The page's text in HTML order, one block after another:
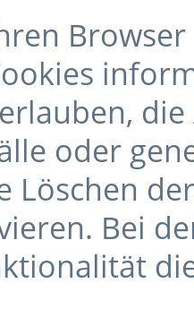
oder
Löschen
Bei